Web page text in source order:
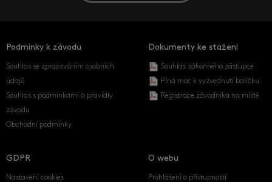
Podmínky k závodu
Souhlas se zpracováním osobních
údajů
Souhlas s podmínkami a pravidly
závodu
Obchodní podmínky
Dokumenty ke stažení
Souhlas zákonného zástupce
Plná moc k vyzvednutí balíčku
Registrace závodníka na místě
GDPR
Nastavení cookies
O webu
Prohlášení o přístupnosti